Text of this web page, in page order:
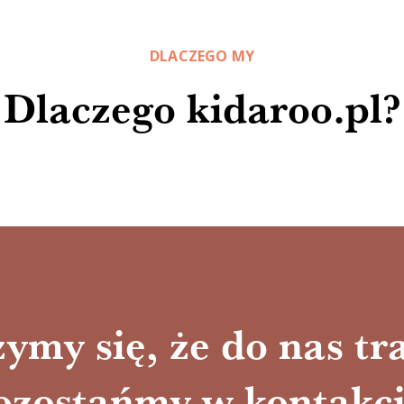
Dlaczego kidaroo.pl?
DLACZEGO MY
się, że do nas